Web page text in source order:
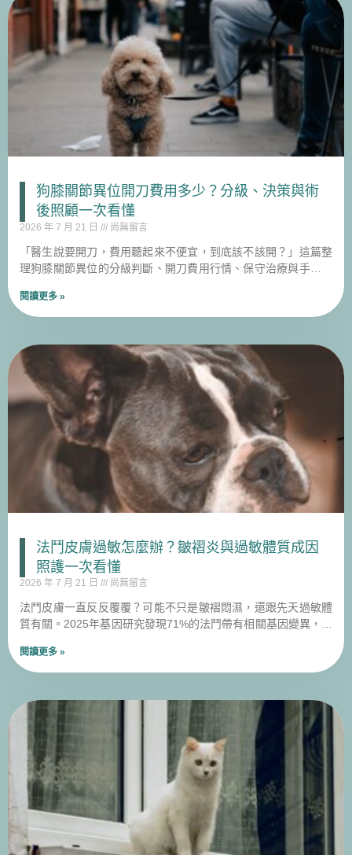
狗膝關節異位開刀費用多少？分級、決策與術
後照顧一次看懂
2026 年 7 月 21 日 尚無留言
「醫生說要開刀，費用聽起來不便宜，到底該不該開？」這篇整
理狗膝關節異位的分級判斷、開刀費用行情、保守治療與手術怎
資訊。
閱讀更多 »
法鬥皮膚過敏怎麼辦？皺褶炎與過敏體質成因
照護一次看懂
2026 年 7 月 21 日 尚無留言
法鬥皮膚一直反反覆覆？可能不只是皺褶悶濕，還跟先天過敏體
質有關。2025年基因研究發現71%的法鬥帶有相關基因變異，這
閱讀更多 »